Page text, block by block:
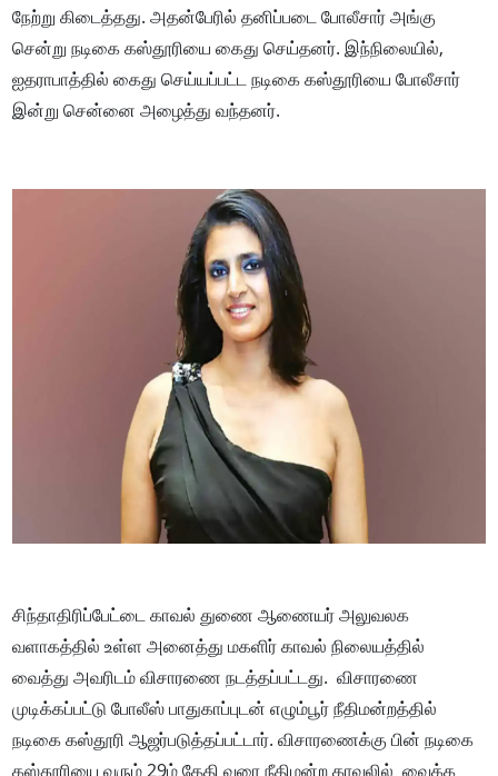
நேற்று கிடைத்தது. அதன்பேரில் தனிப்படை போலீசார் அங்கு
சென்று நடிகை கஸ்தூரியை கைது செய்தனர். இந்நிலையில்,
ஐதராபாத்தில் கைது செய்யப்பட்ட நடிகை கஸ்தூரியை போலீசார்
இன்று சென்னை அழைத்து வந்தனர்.
சிந்தாதிரிப்பேட்டை காவல் துணை ஆணையர் அலுவலக
வளாகத்தில் உள்ள அனைத்து மகளிர் காவல் நிலையத்தில்
வைத்து அவரிடம் விசாரணை நடத்தப்பட்டது. விசாரணை
முடிக்கப்பட்டு போலீஸ் பாதுகாப்புடன் எழும்பூர் நீதிமன்றத்தில்
நடிகை கஸ்தூரி ஆஜர்படுத்தப்பட்டார். விசாரணைக்கு பின் நடிகை
கஸ்தூரியை வரும் 29ம் தேதி வரை நீதிமன்ற காவலில் வைக்க